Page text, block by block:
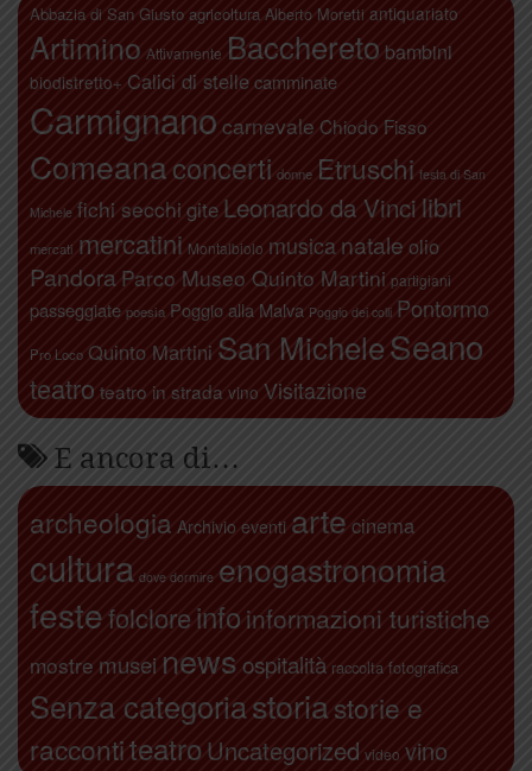
Abbazia di San Giusto agricoltura Alberto Moretti antiquariato
Artimino Attivamente Bacchereto bambini
biodistretto+ Calici di stelle camminate
Carmignano carnevale Chiodo Fisso
Comeanaconcerti donne Etruschi festa di San
Michele fichi secchi gite Leonardo da Vinci libri
mercati mercatini Montalbiolo musica natale olio
Pandora Parco Museo Quinto Martini partigiani
passeggiate poesia Poggio alla Malva Poggio dei colli Pontormo
Pro Loco Quinto Martini San MicheleSeano
teatro teatro in strada vino Visitazione
E ancora di…
archeologia Archivio eventi arte cinema
cultura dove dormire enogastronomia
festefolcloreinfo informazioni turistiche
mostre musei news ospitalità raccolta fotografica
Senza categoriastoriastorie e
raccontiteatro Uncategorized video vino